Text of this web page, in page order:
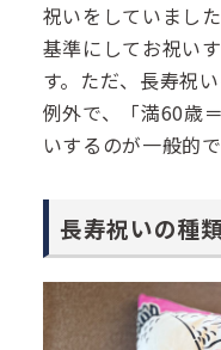
祝いをしていまし
基準にしてお祝い
す。ただ、長寿祝
例外で、「満60歳
いするのが一般的で
長寿祝いの種